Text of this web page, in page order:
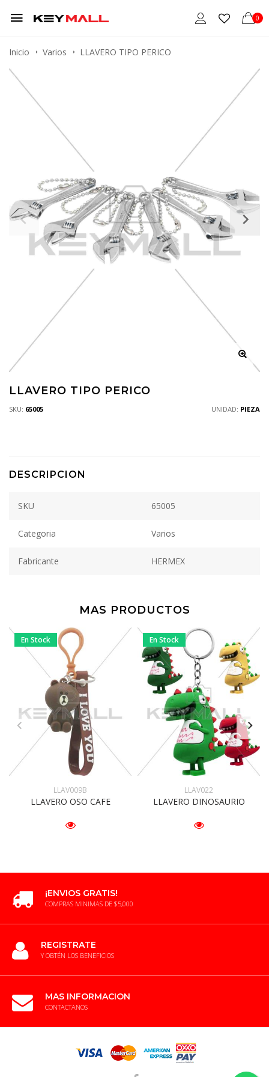
0
Inicio Varios LLAVERO TIPO PERICO
LLAVERO TIPO PERICO
SKU: 65005 UNIDAD: PIEZA
DESCRIPCION
SKU 65005
Categoria Varios
Fabricante HERMEX
MAS PRODUCTOS
En Stock
LLAV009B
LLAVERO OSO CAFE
En Stock
LLAV022
LLAVERO DINOSAURIO
¡ENVIOS GRATIS!
COMPRAS MINIMAS DE $5,000
REGISTRATE
Y OBTÉN LOS BENEFICIOS
MAS INFORMACION
CONTACTANOS